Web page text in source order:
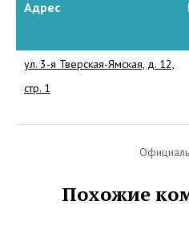
Адрес
ул. 3-я Тверская-Ямская, д. 12,
стр. 1
Похожие